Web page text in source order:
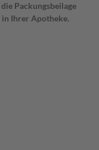
Packungsbeilage
Ihrer Apotheke.